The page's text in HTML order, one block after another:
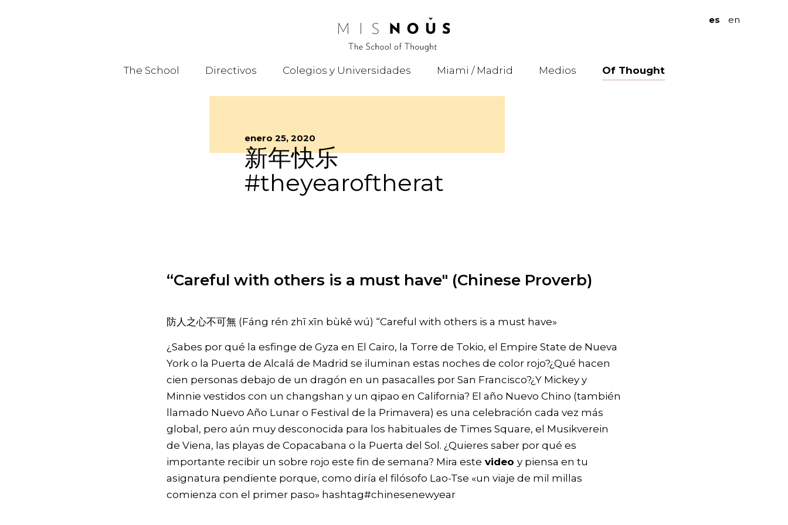
The School Directivos Colegios y Universidades Miami / Madrid Medios Of Thought
es en
enero 25, 2020
新年快乐
#theyearoftherat
“Careful with others is a must have" (Chinese Proverb)
防人之心不可無 (Fáng rén zhī xīn bùkě wú) “Careful with others is a must have»
¿Sabes por qué la esfinge de Gyza en El Cairo, la Torre de Tokio, el Empire State de Nueva
York o la Puerta de Alcalá de Madrid se iluminan estas noches de color rojo?¿Qué hacen
cien personas debajo de un dragón en un pasacalles por San Francisco?¿Y Mickey y
Minnie vestidos con un changshan y un qipao en California? El año Nuevo Chino (también
llamado Nuevo Año Lunar o Festival de la Primavera) es una celebración cada vez más
global, pero aún muy desconocida para los habituales de Times Square, el Musikverein
de Viena, las playas de Copacabana o la Puerta del Sol. ¿Quieres saber por qué es
importante recibir un sobre rojo este fin de semana? Mira este video y piensa en tu
asignatura pendiente porque, como diría el filósofo Lao-Tse «un viaje de mil millas
comienza con el primer paso» hashtag#chinesenewyear